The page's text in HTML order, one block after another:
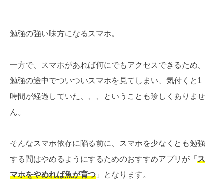
勉強の強い味方になるスマホ。
一方で、スマホがあれば何にでもアクセスできるため、
勉強の途中でついついスマホを見てしまい、気付くと1
時間が経過していた、、、ということも珍しくありませ
ん。
そんなスマホ依存に陥る前に、スマホを少なくとも勉強
する間はやめるようにするためのおすすめアプリが「 ス
マホをやめれば魚が育つ 」となります。